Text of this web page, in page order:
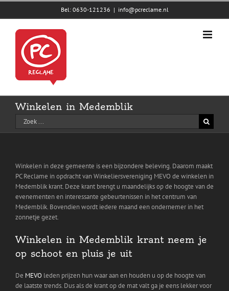
Skip
Bel: 0630-121236 | info@pcreclame.nl
Winkelen in Medemblik
Zoeken
naar:
Winkelen in deze gemeente is een bijzondere beleving. Daarom maakt
PC Reclame in opdracht van Winkeliersvereniging MEVO de winkelen in
Medemblik krant. Deze krant brengt u maandelijks op de hoogte van de
evenementen en interessante gebeurtenissen in het centrum van
Medemblik. Bovendien wordt iedere maand een ondernemer in het
zonnetje gezet.
Winkelen in Medemblik krant neem je
op schoot en pluis je uit
De MEVO leden prijzen hun waar aan en houden u op de hoogte van
de laatste trends. Dus als de krant op de mat valt ga je eens lekker voor